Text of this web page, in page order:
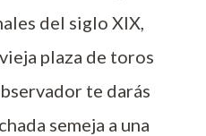
del siglo XIX,
plaza de toros
te darás
semeja a una